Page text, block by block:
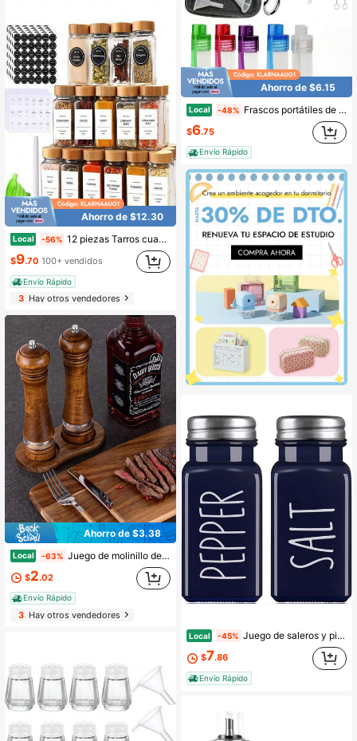
Ahorro de $12.30
Local -56% 12 piezas Tarros cuadrados de 40 onzas para condimentos, botellas de polvo de pimienta de 120 ml, juego de frascos de condimentos de bambú/madera/vidrio
$9.70 100+ vendidos
Envío Rápido
3Hay otros vendedores
Ahorro de $3.38
Local -63% Juego de molinillo de sal y pimienta de madera - Decoración de cocina de estilo granja & molinillo de especias con ventana de acrílico, rotor de cerámica ajustable, molinillo recargable para barbacoa, camping & picnic, regalo de gadget de cocina lindo
$2.02
Envío Rápido
3Hay otros vendedores
Ahorro de $6.15
Local -48% Frascos portátiles de viaje para especias con cuchara, juego de recipientes a prueba de fugas para condimentos, almacenamiento hermético de condimentos para camping, senderismo y cocina al aire libre
$6.75
Envío Rápido
Local -45% Juego de saleros y pimenteros azul marino - Salero de vidrio lindo para cocina y mesa, RV, campamento, barbacoa - Decoración y accesorios de cocina azul
$7.86
Envío Rápido